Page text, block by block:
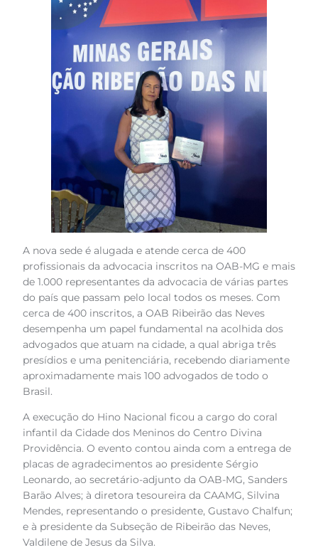
A nova sede é alugada e atende cerca de 400
profissionais da advocacia inscritos na OAB-MG e mais
de 1.000 representantes da advocacia de várias partes
do país que passam pelo local todos os meses. Com
cerca de 400 inscritos, a OAB Ribeirão das Neves
desempenha um papel fundamental na acolhida dos
advogados que atuam na cidade, a qual abriga três
presídios e uma penitenciária, recebendo diariamente
aproximadamente mais 100 advogados de todo o
Brasil.
A execução do Hino Nacional ficou a cargo do coral
infantil da Cidade dos Meninos do Centro Divina
Providência. O evento contou ainda com a entrega de
placas de agradecimentos ao presidente Sérgio
Leonardo, ao secretário-adjunto da OAB-MG, Sanders
Barão Alves; à diretora tesoureira da CAAMG, Silvina
Mendes, representando o presidente, Gustavo Chalfun;
e à presidente da Subseção de Ribeirão das Neves,
Valdilene de Jesus da Silva.